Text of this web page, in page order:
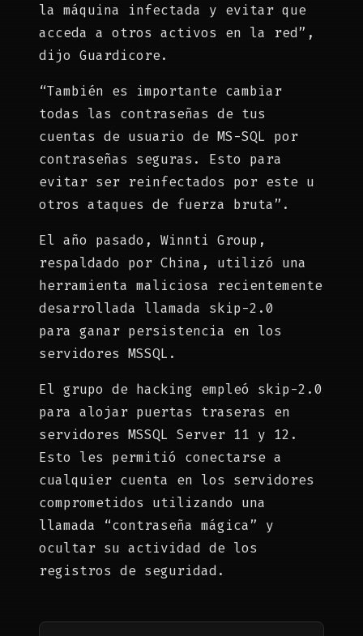
la máquina infectada y evitar que
acceda a otros activos en la red”,
dijo Guardicore.
“También es importante cambiar
todas las contraseñas de tus
cuentas de usuario de MS-SQL por
contraseñas seguras. Esto para
evitar ser reinfectados por este u
otros ataques de fuerza bruta”.
El año pasado, Winnti Group,
respaldado por China, utilizó una
herramienta maliciosa recientemente
desarrollada llamada skip-2.0
para ganar persistencia en los
servidores MSSQL.
El grupo de hacking empleó skip-2.0
para alojar puertas traseras en
servidores MSSQL Server 11 y 12.
Esto les permitió conectarse a
cualquier cuenta en los servidores
comprometidos utilizando una
llamada “contraseña mágica” y
ocultar su actividad de los
registros de seguridad.